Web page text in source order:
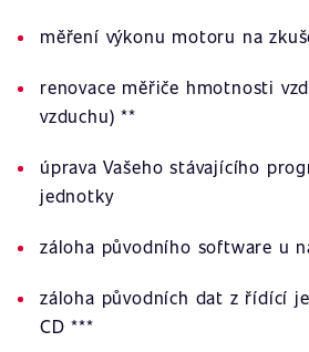
měření výkonu motoru na
renovace měřiče hmotnosti
vzduchu) **
úprava Vašeho stávajícího
jednotky
záloha původního software u
záloha původních dat z řídící
CD ***